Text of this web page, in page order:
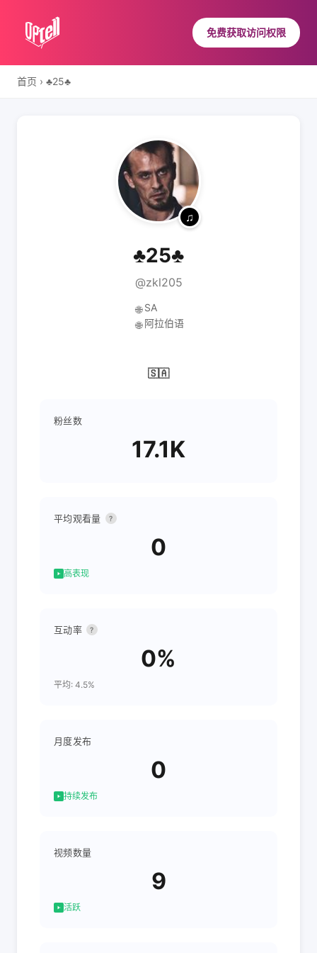
免费获取访问权限
首页 › ♣️25♣️
♣️25♣️
@zkl205
🌐 SA
🌐 阿拉伯语
🇸🇦
粉丝数
17.1K
平均观看量 ?
0
高表现
互动率 ?
0%
平均: 4.5%
月度发布
0
持续发布
视频数量
9
活跃